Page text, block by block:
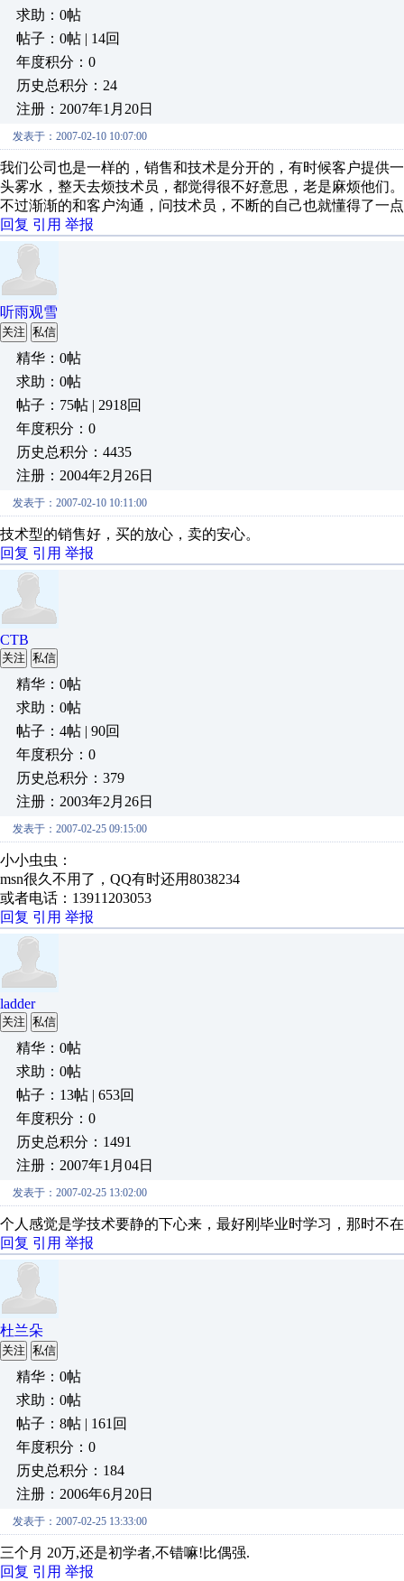
求助：0帖
帖子：0帖 | 14回
年度积分：0
历史总积分：24
注册：2007年1月20日
发表于：2007-02-10 10:07:00
我们公司也是一样的，销售和技术是分开的，有时候客户提供
头雾水，整天去烦技术员，都觉得很不好意思，老是麻烦他们
不过渐渐的和客户沟通，问技术员，不断的自己也就懂得了一
回复 引用 举报
听雨观雪
关注 私信
精华：0帖
求助：0帖
帖子：75帖 | 2918回
年度积分：0
历史总积分：4435
注册：2004年2月26日
发表于：2007-02-10 10:11:00
技术型的销售好，买的放心，卖的安心。
回复 引用 举报
CTB
关注 私信
精华：0帖
求助：0帖
帖子：4帖 | 90回
年度积分：0
历史总积分：379
注册：2003年2月26日
发表于：2007-02-25 09:15:00
小小虫虫：
msn很久不用了，QQ有时还用8038234
或者电话：13911203053
回复 引用 举报
ladder
关注 私信
精华：0帖
求助：0帖
帖子：13帖 | 653回
年度积分：0
历史总积分：1491
注册：2007年1月04日
发表于：2007-02-25 13:02:00
个人感觉是学技术要静的下心来，最好刚毕业时学习，那时不
回复 引用 举报
杜兰朵
关注 私信
精华：0帖
求助：0帖
帖子：8帖 | 161回
年度积分：0
历史总积分：184
注册：2006年6月20日
发表于：2007-02-25 13:33:00
三个月 20万,还是初学者,不错嘛!比偶强.
回复 引用 举报